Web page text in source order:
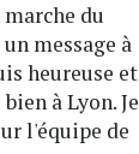
du
message à
heureuse et
à Lyon. Je
l'équipe de